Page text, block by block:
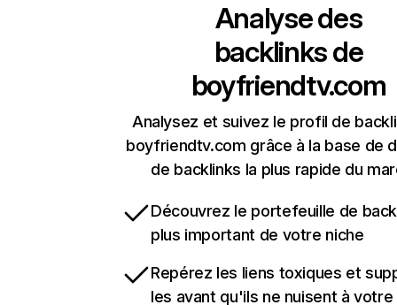
Analyse des
backlinks de
boyfriendtv.com
Analysez et suivez le profil de
boyfriendtv.com grâce à la base de
de backlinks la plus rapide du
Découvrez le portefeuille de
plus important de votre niche
Repérez les liens toxiques et
les avant qu'ils ne nuisent à